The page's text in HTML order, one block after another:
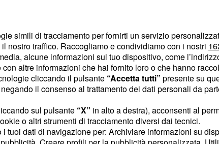
simili di tracciamento per fornirti un servizio
nostro traffico. Raccogliamo e condividiamo con i nostri
alcune informazioni sul tuo dispositivo, come
altre informazioni che hai fornito loro o che hanno
cliccando il pulsante “Accetta tutti” presente su
il consenso al trattamento dei dati personali da
sul pulsante “X” in alto a destra), acconsenti al
o altri strumenti di tracciamento diversi dai tecnici.
i tuoi dati di navigazione per: Archiviare informazioni su